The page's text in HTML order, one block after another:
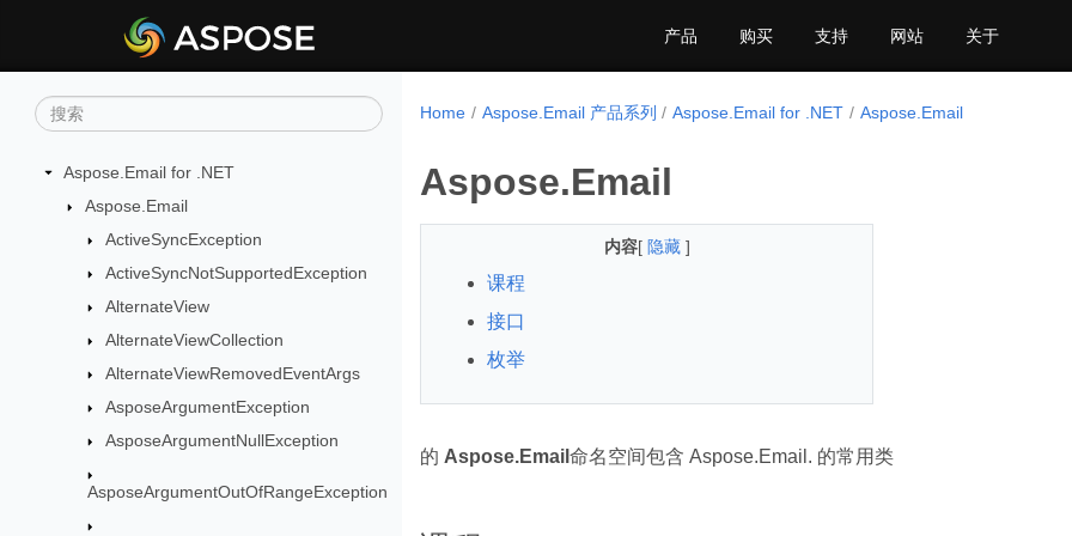
产品 购买 支持 网站 关于
Aspose.Email for .NET
Aspose.Email
ActiveSyncException
ActiveSyncNotSupportedException
AlternateView
AlternateViewCollection
AlternateViewRemovedEventArgs
AsposeArgumentException
AsposeArgumentNullException
AsposeArgumentOutOfRangeException
Home Aspose.Email 产品系列 Aspose.Email for .NET Aspose.Email
Aspose.Email
内容[ 隐藏 ]
课程
接口
枚举
的 Aspose.Email 命名空间包含 Aspose.Email. 的常用类